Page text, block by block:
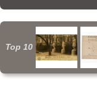
Top 10